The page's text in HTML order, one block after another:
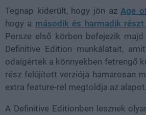
Tegnap kiderült, hogy jön azAge
hogy a második és harmadik
Persze első körben befejezik
Definitive Edition munkálatait,
odaígértek a könnyekben fetrengő
rész felújított verziója hamarosan
extra feature-rel megtoldja az alapot.
A Definitive Editionben lesznek